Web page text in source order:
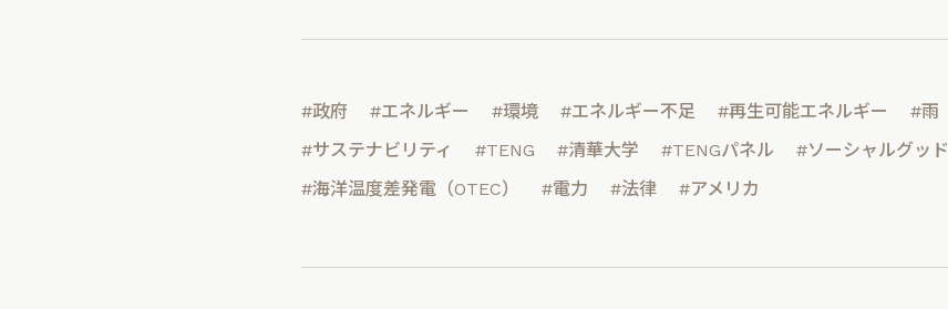
#政府 #エネルギー #環境 #エネルギー不足 #再生可能エネルギー #雨
#サステナビリティ
#TENG #清華大学 #TENGパネル
#ソーシャルグッド
#海洋温度差発電（OTEC）
#電力 #法律 #アメリカ